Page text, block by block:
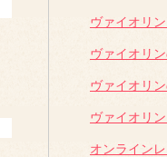
ヴァイオリ
ヴァイオリ
ヴァイオリ
ヴァイオリ
オンライン